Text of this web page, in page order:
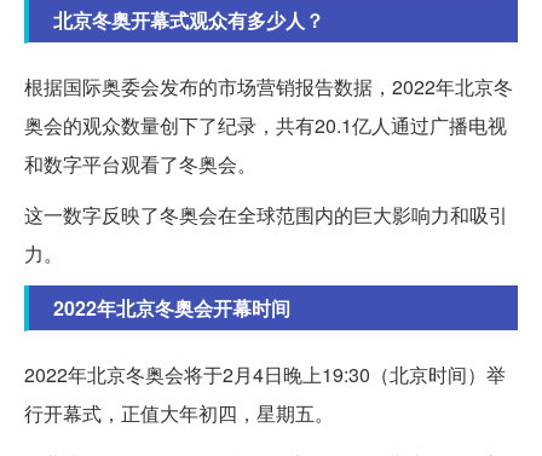
北京冬奥开幕式观众有多少人？
根据国际奥委会发布的市场营销报告数据，2022年北京冬
奥会的观众数量创下了纪录，共有20.1亿人通过广播电视
和数字平台观看了冬奥会。
这一数字反映了冬奥会在全球范围内的巨大影响力和吸引
力。
2022年北京冬奥会开幕时间
2022年北京冬奥会将于2月4日晚上19:30（北京时间）举
行开幕式，正值大年初四，星期五。